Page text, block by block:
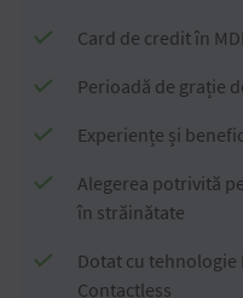
Card de credit în
Perioadă de grație
Experiențe și
Alegerea potrivită
în străinătate
Dotat cu tehnologie
Contactless